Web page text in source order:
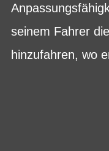
seinem Fahrer
hinzufahren, wo